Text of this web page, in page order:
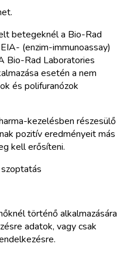
betegeknél a Bio-Rad
(enzim-immunoassay)
Bio-Rad Laboratories
esetén a nem
és polifuranózok
kezelésben részesülő
pozitív eredményeit más
kell erősíteni.
történő alkalmazására
adatok, vagy csak